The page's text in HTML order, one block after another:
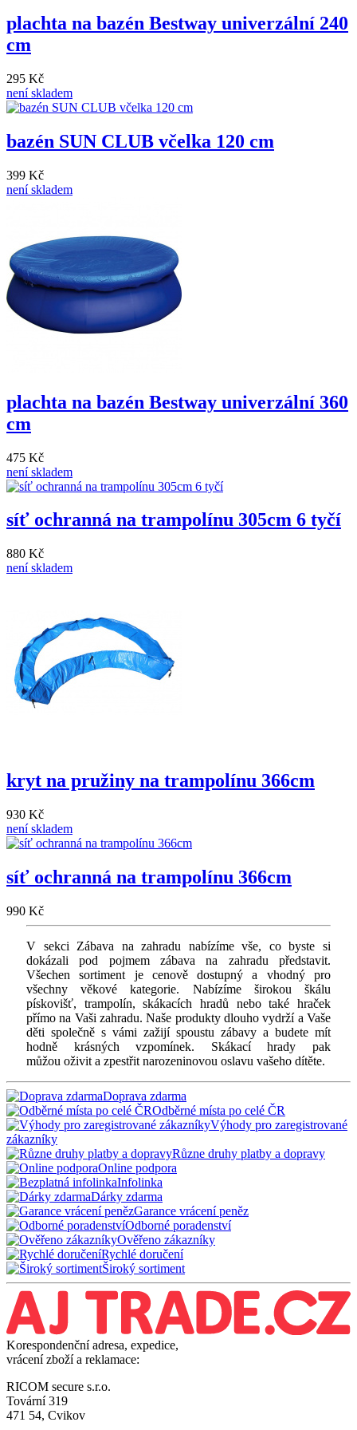
plachta na bazén Bestway univerzální 240
cm
295 Kč
není skladem
bazén SUN CLUB včelka 120 cm
399 Kč
není skladem
plachta na bazén Bestway univerzální 360
cm
475 Kč
není skladem
síť ochranná na trampolínu 305cm 6 tyčí
880 Kč
není skladem
kryt na pružiny na trampolínu 366cm
930 Kč
není skladem
síť ochranná na trampolínu 366cm
990 Kč
V sekci Zábava na zahradu nabízíme vše, co byste si
dokázali pod pojmem zábava na zahradu představit.
Všechen sortiment je cenově dostupný a vhodný pro
všechny věkové kategorie. Nabízíme širokou škálu
pískovišť, trampolín, skákacích hradů nebo také hraček
přímo na Vaši zahradu. Naše produkty dlouho vydrží a Vaše
děti společně s vámi zažijí spoustu zábavy a budete mít
hodně krásných vzpomínek. Skákací hrady pak
můžou oživit a zpestřit narozeninovou oslavu vašeho dítěte.
Doprava zdarma
Odběrné místa po celé ČR
Výhody pro zaregistrované
zákazníky
Různe druhy platby a dopravy
Online podpora
Infolinka
Dárky zdarma
Garance vrácení peněz
Odborné poradenství
Ověřeno zákazníky
Rychlé doručení
Široký sortiment
Korespondenční adresa, expedice,
vrácení zboží a reklamace:
RICOM secure s.r.o.
Tovární 319
471 54, Cvikov